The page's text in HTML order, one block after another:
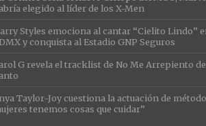
elegido al líder de los X-Men
Styles emociona al cantar “Cielito Lindo”
y conquista al Estadio GNP Seguros
G revela el tracklist de No Me Arrepiento
Taylor-Joy cuestiona la actuación de
tenemos cosas que cuidar”